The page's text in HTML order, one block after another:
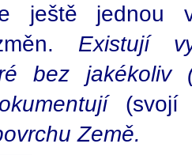
ještě jednou
Existují
bez jakékoliv
(svojí
Země.